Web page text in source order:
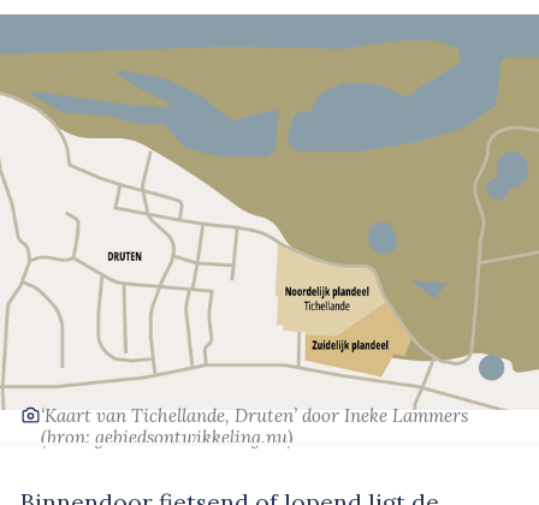
‘Kaart van Tichellande, Druten’ door Ineke Lammers
(bron: gebiedsontwikkeling.nu)